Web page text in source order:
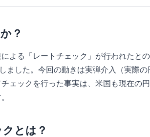
？
よる「レートチェック」が行われたと
ました。今回の動きは実弾介入（実際
ェックを行った事実は、米国も現在の
とは？